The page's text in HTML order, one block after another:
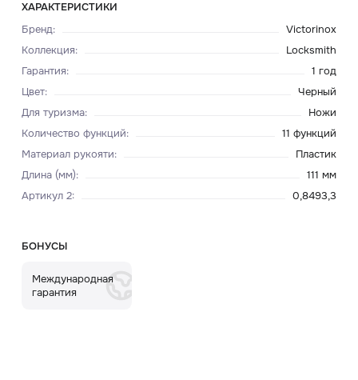
ХАРАКТЕРИСТИКИ
Бренд:
Victorinox
Коллекция:
Locksmith
Гарантия:
1 год
Цвет:
Черный
Для туризма:
Ножи
Количество функций:
11 функций
Материал рукояти:
Пластик
Длина (мм):
111 мм
Артикул 2: 0,8493,3
БОНУСЫ
Международная
гарантия